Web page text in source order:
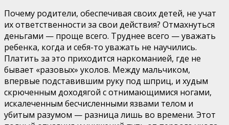
Почему родители, обеспечивая своих детей, не учат
их ответственности за свои действия? Отмахнуться
деньгами — проще всего. Труднее всего — уважать
ребенка, когда и себя-то уважать не научились.
Платить за это приходится наркоманией, где не
бывает «разовых» уколов. Между мальчиком,
впервые подставившим руку под шприц, и худым
скрюченным доходягой с отнимающимися ногами,
искалеченным бесчисленными язвами телом и
убитым разумом — разница лишь во времени. Этот